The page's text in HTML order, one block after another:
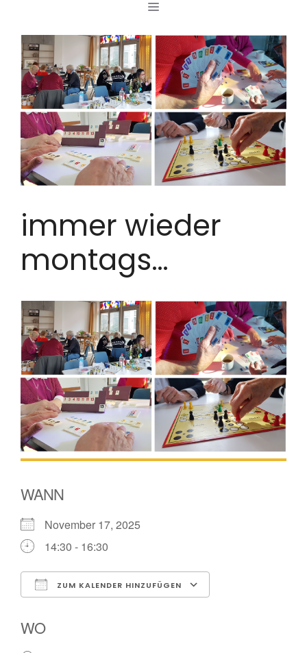
springen
MENÜ
immer wieder
montags…
WANN
November 17, 2025
14:30 - 16:30
ZUM KALENDER HINZUFÜGEN
WO